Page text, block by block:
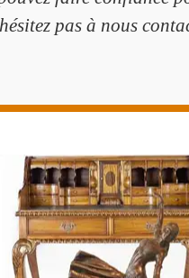
pas à nous